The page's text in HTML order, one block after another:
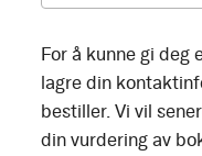
For å kunne gi deg
lagre din
bestiller. Vi vil
din vurdering av